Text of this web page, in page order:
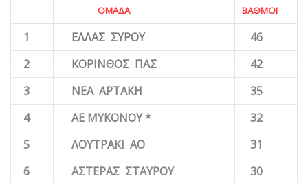
ΟΜΑΔΑ ΒΑΘΜΟΙ
1 ΕΛΛΑΣ ΣΥΡΟΥ
46
2
ΚΟΡΙΝΘΟΣ ΠΑΣ
42
3
ΝΕΑ ΑΡΤΑΚΗ
35
4
ΑΕ ΜΥΚΟΝΟΥ *
32
5
ΛΟΥΤΡΑΚΙ ΑΟ
31
6
ΑΣΤΕΡΑΣ ΣΤΑΥΡΟΥ
30